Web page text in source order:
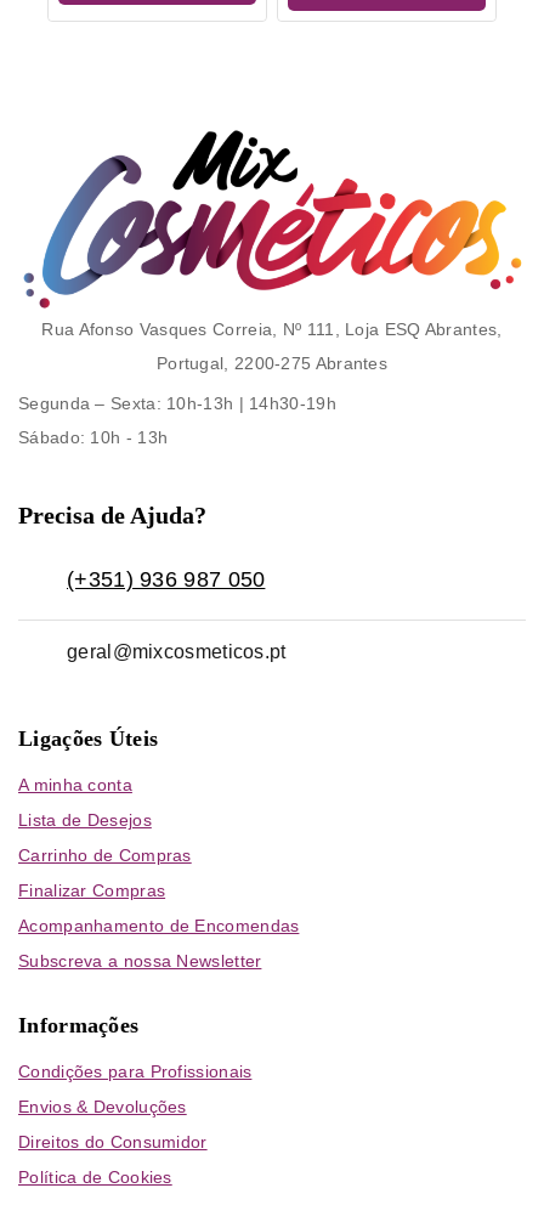
Rua Afonso Vasques Correia, Nº 111, Loja ESQ Abrantes,
Portugal, 2200-275 Abrantes
Segunda – Sexta: 10h-13h | 14h30-19h
Sábado: 10h - 13h
Precisa de Ajuda?
(+351) 936 987 050
geral@mixcosmeticos.pt
Ligações Úteis
A minha conta
Lista de Desejos
Carrinho de Compras
Finalizar Compras
Acompanhamento de Encomendas
Subscreva a nossa Newsletter
Informações
Condições para Profissionais
Envios & Devoluções
Direitos do Consumidor
Política de Cookies